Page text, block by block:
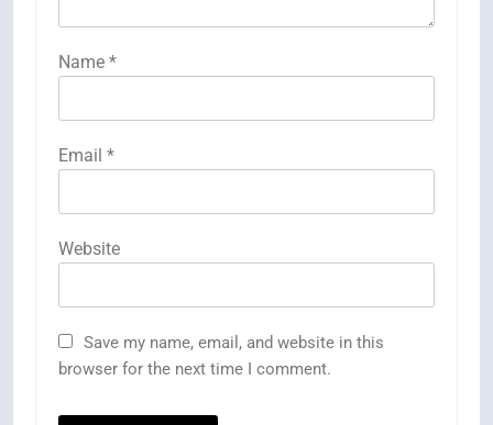
Name *
Email *
Website
Save my name, email, and website in this
browser for the next time I comment.